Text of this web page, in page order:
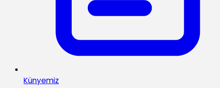
Künyemiz